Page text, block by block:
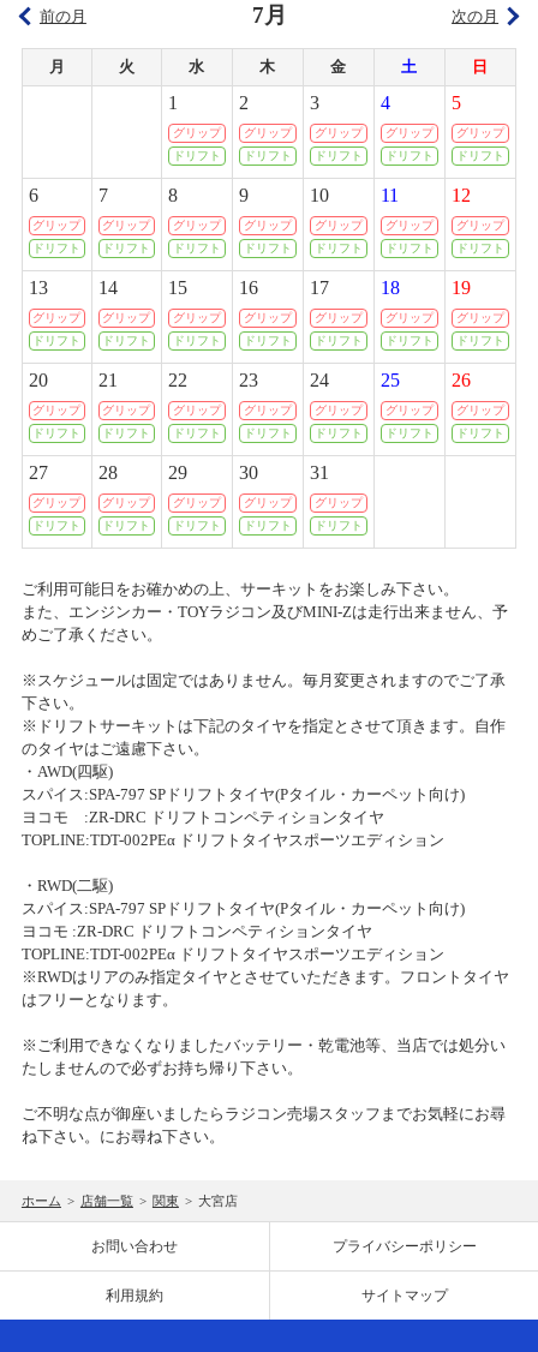
2020/04/23
タム・タム上里店、サーキット営業休止のご案内
札幌店 グランドオープンのお知らせ
2020/04/17
上里店 臨時営業時間変更のお知らせ
2020/04/07
一部店舗 営業時間変更のお知らせ
2020/03/19
各種イベント開催中止に関するご案内
2020/03/09
ホビーショップタムタム札幌店 開店のご案内
2020/03/03
上里店 臨時営業時間変更のお知らせ
2020/02/28
P-1 グランプリ 2019 決勝本戦 開催中止に関するご案内
2020/02/03
ホビーショップタムタム札幌店開店のお知らせ
2019/12/03
上里店カーペットドリフトサーキットをノンジャンルサーキットへ移
行します。
2019/11/21
上里店サーキットお休みのお知らせ
台風19号の影響による臨時休業および営業時間変更のお知らせ
2019/06/20
6月30日の上里店サーキットの営業
ミニ四駆ステーションチャレンジ
ﾀﾐﾔﾁｬﾚﾝｼﾞｶｯﾌﾟ
2026/03/01(日)
カテゴリ：ラジコン
2026/02/21(土)
カテゴリ：キャンペーン
ありがとう50周年 創業50周年感謝祭開催のお知らせ
2026/01/17(土)～2026/02/16(月)
カテゴリ：キャンペーン
ﾀﾑﾀﾑﾁｬﾚﾝｼﾞｶｯﾌﾟ
2025/11/30(日)
カテゴリ：ラジコン
2025/11/09(日)
カテゴリ：ラジコン
ﾀﾐﾔﾁｬﾚﾝｼﾞｶｯﾌﾟ
2025/11/02(日)
カテゴリ：ラジコン
ミニ四駆ステーションチャレンジ
2025/10/12(日)
カテゴリ：ラジコン
2025/10/05(日)
2025/09/14(日)
ﾀﾐﾔﾁｬﾚﾝｼﾞｶｯﾌﾟ
7月
前の月 次の月
月 火 水 木 金 土 日
1
グリップ
ドリフト
2
グリップ
ドリフト
3
グリップ
ドリフト
4
グリップ
ドリフト
5
グリップ
ドリフト
6
グリップ
ドリフト
7
グリップ
ドリフト
8
グリップ
ドリフト
9
グリップ
ドリフト
10
グリップ
ドリフト
11
グリップ
ドリフト
12
グリップ
ドリフト
13
グリップ
ドリフト
14
グリップ
ドリフト
15
グリップ
ドリフト
16
グリップ
ドリフト
17
グリップ
ドリフト
18
グリップ
ドリフト
19
グリップ
ドリフト
20
グリップ
ドリフト
21
グリップ
ドリフト
22
グリップ
ドリフト
23
グリップ
ドリフト
24
グリップ
ドリフト
25
グリップ
ドリフト
26
グリップ
ドリフト
27
グリップ
ドリフト
28
グリップ
ドリフト
29
グリップ
ドリフト
30
グリップ
ドリフト
31
グリップ
ドリフト
ご利用可能日をお確かめの上、サーキットをお楽しみ下さい。
また、エンジンカー・TOYラジコン及びMINI-Zは走行出来ません、予
めご了承ください。
※スケジュールは固定ではありません。毎月変更されますのでご了承
下さい。
※ドリフトサーキットは下記のタイヤを指定とさせて頂きます。自作
のタイヤはご遠慮下さい。
・AWD(四駆)
スパイス:SPA-797 SPドリフトタイヤ(Pタイル・カーペット向け)
ヨコモ :ZR-DRC ドリフトコンペティションタイヤ
TOPLINE:TDT-002PEα ドリフトタイヤスポーツエディション
・RWD(二駆)
スパイス:SPA-797 SPドリフトタイヤ(Pタイル・カーペット向け)
ヨコモ :ZR-DRC ドリフトコンペティションタイヤ
TOPLINE:TDT-002PEα ドリフトタイヤスポーツエディション
※RWDはリアのみ指定タイヤとさせていただきます。フロントタイヤ
はフリーとなります。
※ご利用できなくなりましたバッテリー・乾電池等、当店では処分い
たしませんので必ずお持ち帰り下さい。
ご不明な点が御座いましたらラジコン売場スタッフまでお気軽にお尋
ね下さい。にお尋ね下さい。
ホーム > 店舗一覧 > 関東 > 大宮店
お問い合わせ プライバシーポリシー
利用規約 サイトマップ